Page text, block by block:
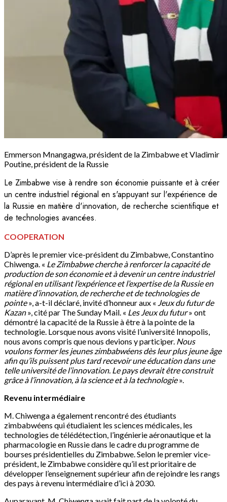
Emmerson Mnangagwa, président de la Zimbabwe et Vladimir
Poutine, président de la Russie
Le Zimbabwe vise à rendre son économie puissante et à créer
un centre industriel régional en s'appuyant sur l'expérience de
la Russie en matière d'innovation, de recherche scientifique et
de technologies avancées.
COOPERATION
D’après le premier vice-président du Zimbabwe, Constantino
Chiwenga. « Le Zimbabwe cherche à renforcer la capacité de
production de son économie et à devenir un centre industriel
régional en utilisant l’expérience et l’expertise de la Russie en
matière d’innovation, de recherche et de technologies de
pointe», a-t-il déclaré, invité d’honneur aux « Jeux du futur de
Kazan», cité par The Sunday Mail. « Les Jeux du futur» ont
démontré la capacité de la Russie à être à la pointe de la
technologie. Lorsque nous avons visité l’université Innopolis,
nous avons compris que nous devions y participer. Nous
voulons former les jeunes zimbabwéens dès leur plus jeune âge
afin qu’ils puissent plus tard recevoir une éducation dans une
telle université de l’innovation. Le pays devrait être construit
grâce à l’innovation, à la science et à la technologie».
Revenu intermédiaire
M. Chiwenga a également rencontré des étudiants
zimbabwéens qui étudiaient les sciences médicales, les
technologies de télédétection, l’ingénierie aéronautique et la
pharmacologie en Russie dans le cadre du programme de
bourses présidentielles du Zimbabwe. Selon le premier vice-
président, le Zimbabwe considère qu’il est prioritaire de
développer l’enseignement supérieur afin de rejoindre les rangs
des pays à revenu intermédiaire d’ici à 2030.